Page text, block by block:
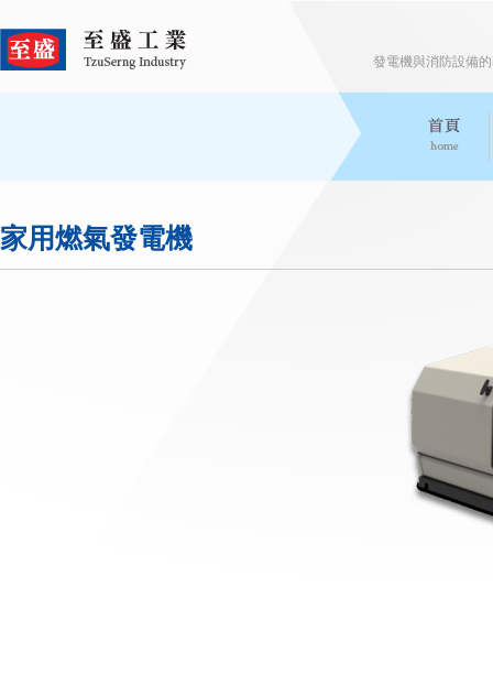
發電機與消防設備
家用燃氣發電機